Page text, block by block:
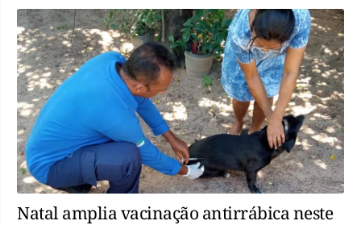
Natal amplia vacinação antirrábica neste